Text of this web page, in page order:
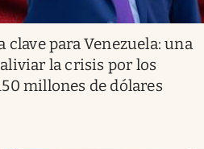
clave para Venezuela: una
la crisis por los
millones de dólares